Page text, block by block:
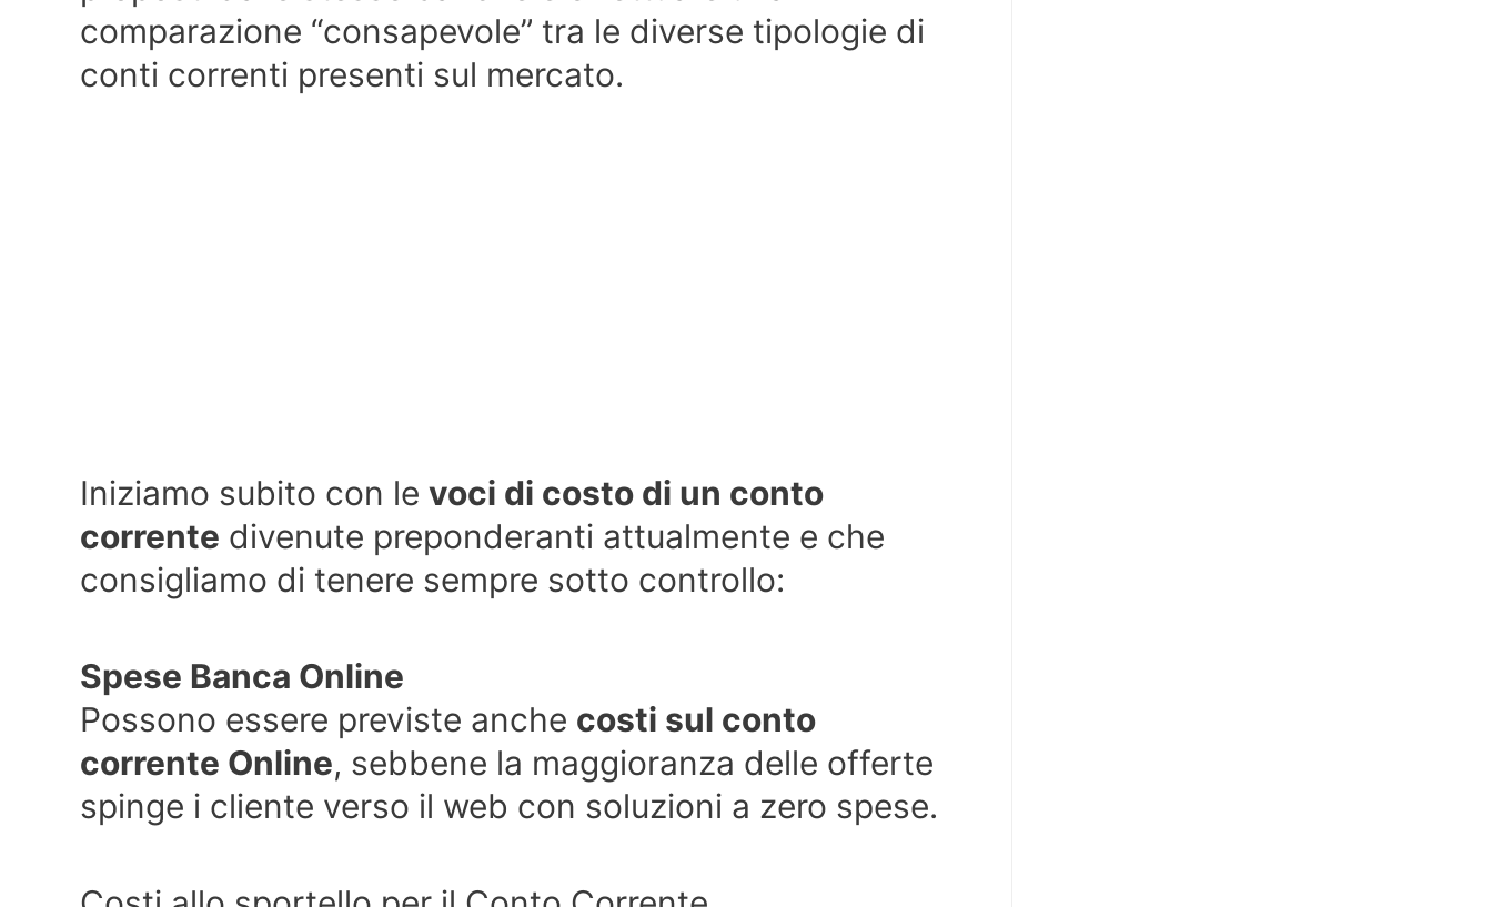
comparazione “consapevole” tra le diverse tipologie di
conti correnti presenti sul mercato.
Iniziamo subito con le voci di costo di un conto
corrente divenute preponderanti attualmente e che
consigliamo di tenere sempre sotto controllo:
Spese Banca Online
Possono essere previste anche costi sul conto
corrente Online, sebbene la maggioranza delle offerte
spinge i cliente verso il web con soluzioni a zero spese.